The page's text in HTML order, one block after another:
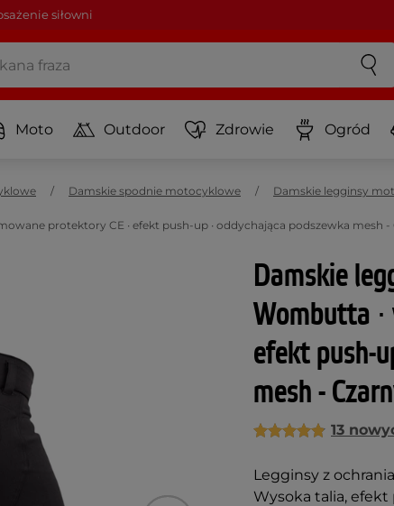
siłowni
Moto Outdoor Zdrowie Ogród
Damskie spodnie motocyklowe Damskie legginsy
protektory CE ∙ efekt push-up ∙ oddychająca podszewka mesh
Damskie
Wombutta
efekt push-
mesh -
13
Legginsy z
Wysoka talia,